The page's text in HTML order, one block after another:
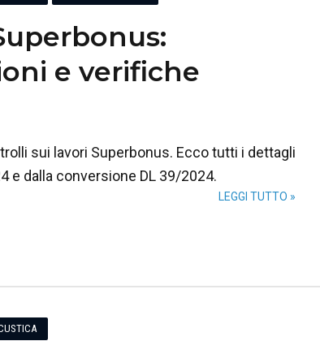
e verifiche
sui lavori Superbonus. Ecco tutti i dettagli
e dalla conversione DL 39/2024.
LEGGI TUTTO »